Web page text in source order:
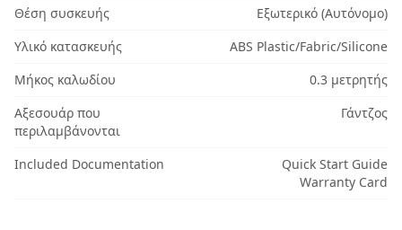
Θέση συσκευής
Εξωτερικό (Αυτόνομο)
Υλικό κατασκευής
ABS Plastic/Fabric/Silicone
Μήκος καλωδίου
0.3 μετρητής
Αξεσουάρ που
περιλαμβάνονται
Γάντζος
Included Documentation
Quick Start Guide
Warranty Card